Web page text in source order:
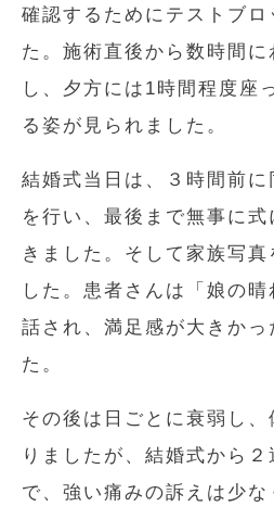
確認するためにテストブロ
た。施術直後から数時間
し、夕方には1時間程度座
る姿が見られました。
結婚式当日は、３時間前に
を行い、最後まで無事に
きました。そして家族写真
した。患者さんは「娘の
話され、満足感が大きかっ
た。
その後は日ごとに衰弱し
りましたが、結婚式から２
で、強い痛みの訴えは少な